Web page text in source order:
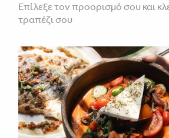
Επίλεξε τον προορισμό σου και
τραπέζι σου